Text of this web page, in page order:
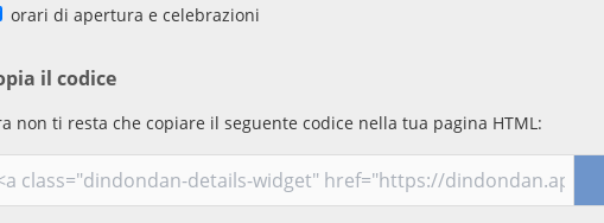
orari di apertura e celebrazioni
il codice
non ti resta che copiare il seguente codice nella tua pagina HTML: